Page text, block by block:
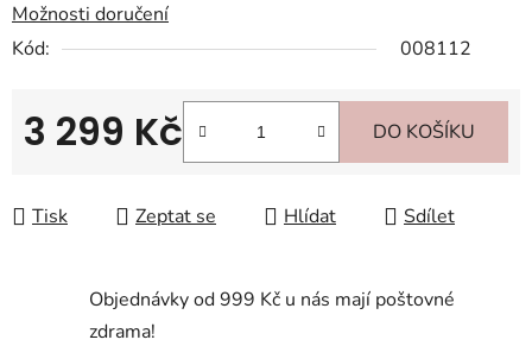
Možnosti doručení
Kód:
008112
3 299 Kč DO KOŠÍKU
Tisk Zeptat se Hlídat Sdílet
Objednávky od 999 Kč u nás mají poštovné
zdrama!